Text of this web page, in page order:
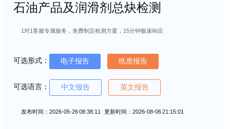
石油产品及润滑剂总炔检测
1对1客服专属服务，免费制定检测方案，15分钟极速响应
可选形式： 电子报告 纸质报告
可选语言： 中文报告 英文报告
发布时间：2026-05-26 08:38:11 更新时间：2026-08-06 21:15:01